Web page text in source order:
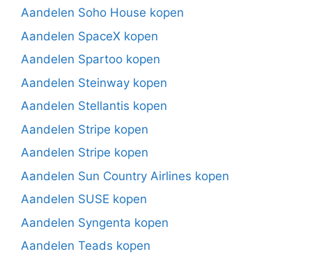
Aandelen Soho House kopen
Aandelen SpaceX kopen
Aandelen Spartoo kopen
Aandelen Steinway kopen
Aandelen Stellantis kopen
Aandelen Stripe kopen
Aandelen Stripe kopen
Aandelen Sun Country Airlines kopen
Aandelen SUSE kopen
Aandelen Syngenta kopen
Aandelen Teads kopen